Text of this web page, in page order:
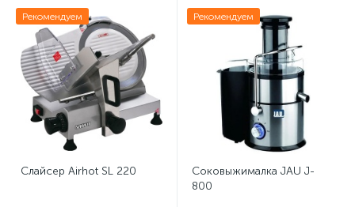
Рекомендуем
Слайсер Airhot SL 220
Рекомендуем
Соковыжималка JAU J-
800